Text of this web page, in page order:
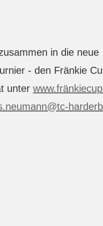
in die neue
- den Fränkie
unter